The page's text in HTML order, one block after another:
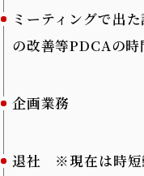
ミーティングで出
の改善等PDCAの時
企画業務
退社 ※現在は時短